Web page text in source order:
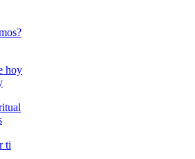
hoy
ti